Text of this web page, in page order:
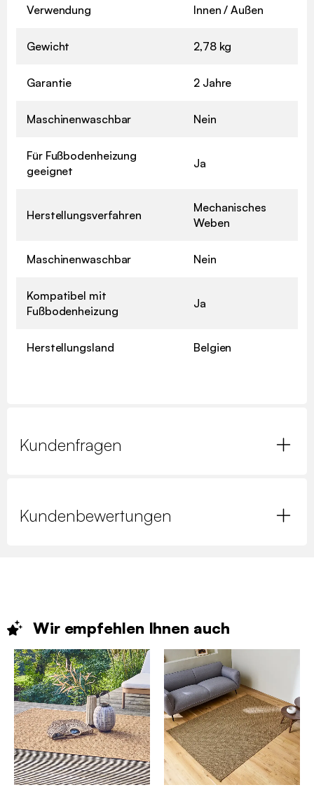
Verwendung Innen / Außen
Gewicht 2,78 kg
Garantie 2 Jahre
Maschinenwaschbar Nein
Für Fußbodenheizung
geeignet
Ja
Herstellungsverfahren
Mechanisches
Weben
Maschinenwaschbar Nein
Kompatibel mit
Fußbodenheizung
Ja
Herstellungsland Belgien
Kundenfragen
Kundenbewertungen
Wir empfehlen Ihnen auch